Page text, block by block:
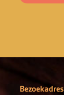
Bezoekadres